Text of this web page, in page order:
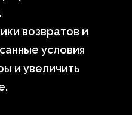
возвратов и
условия
и увеличить